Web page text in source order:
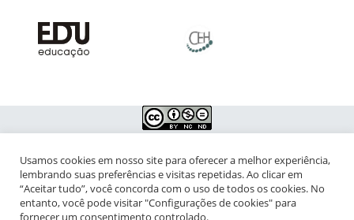
NIPIAC – Núcleo Interdisciplinar de Pesquisa para a Infância e
Adolescência Contemporâneas
Universidade Federal do Rio de Janeiro - Campus da Praia Vermelha
Usamos cookies em nosso site para oferecer a melhor experiência,
lembrando suas preferências e visitas repetidas. Ao clicar em
“Aceitar tudo”, você concorda com o uso de todos os cookies. No
entanto, você pode visitar "Configurações de cookies" para
fornecer um consentimento controlado.